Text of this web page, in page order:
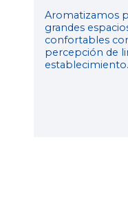
Aromatizamos
grandes
confortables
percepción de
establecimiento.